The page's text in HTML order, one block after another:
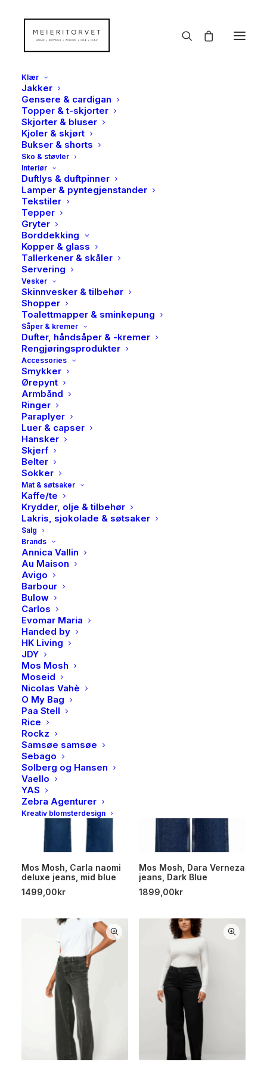
Klær
Jakker
Gensere & cardigan
Topper & t-skjorter
Skjorter & bluser
Kjoler & skjørt
Bukser & shorts
Sko & støvler
Interiør
Duftlys & duftpinner
Lamper & pyntegjenstander
Tekstiler
Tepper
Gryter
Borddekking
Kopper & glass
Tallerkener & skåler
Servering
Vesker
Skinnvesker & tilbehør
Shopper
Toalettmapper & sminkepung
Såper & kremer
Dufter, håndsåper & -kremer
Rengjøringsprodukter
Accessories
Smykker
Ørepynt
Armbånd
Ringer
Paraplyer
Luer & capser
Hansker
Skjerf
Belter
Sokker
Mat & søtsaker
Kaffe/te
Krydder, olje & tilbehør
Lakris, sjokolade & søtsaker
Salg
Brands
Annica Vallin
Au Maison
Avigo
Barbour
Bulow
Carlos
Evomar Maria
Handed by
HK Living
JDY
Mos Mosh
Moseid
Nicolas Vahè
O My Bag
Paa Stell
Rice
Rockz
Samsøe samsøe
Sebago
Solberg og Hansen
Vaello
YAS
Zebra Agenturer
Kreativ blomsterdesign
Hjem
Mos Mosh, Marlena emb
jeans, Ecru
Mos Mosh
1899,00
Mos Mosh, Colette
jeans, light blue
Mos Mosh
1799,00 kr
Mos Mosh, Carla naomi
deluxe jeans, mid blue
1499,00kr
Mos Mosh, Dara Verneza
jeans, Dark Blue
1899,00kr